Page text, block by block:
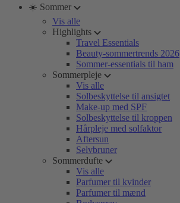
☀️ Sommer
Vis alle
Highlights
Travel Essentials
Beauty-sommertrends 2026
Sommer-essentials til ham
Sommerpleje
Vis alle
Solbeskyttelse til ansigtet
Make-up med SPF
Solbeskyttelse til kroppen
Hårpleje med solfaktor
Aftersun
Selvbruner
Sommerdufte
Vis alle
Parfumer til kvinder
Parfumer til mænd